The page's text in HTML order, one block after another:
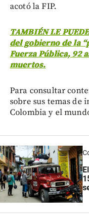
acotó la FIP.
TAMBIÉN LE
del gobierno de la
Fuerza Pública, 92
muertos.
Para consultar
sobre sus temas de
Colombia y el